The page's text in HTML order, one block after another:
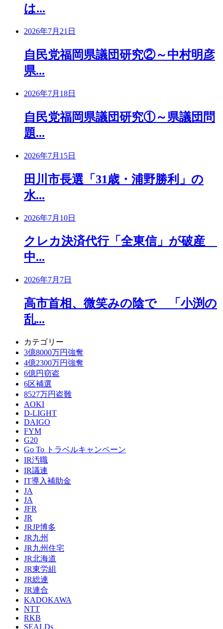
は...
2026年7月21日
自民党福岡県議団研究②～中村明彦
県...
2026年7月18日
自民党福岡県議団研究①～県議団問
題...
2026年7月15日
田川市長選「31歳・浦野勝利」の
水...
2026年7月10日
クレカ決済代行「全東信」が破産
中...
2026年7月7日
高市首相、微笑みの陰で 「小渕の
乱...
カテゴリー
3億8000万円強奪
4億2300万円強奪
6億円窃盗
6区補選
8527万円盗難
AOKI
D-LIGHT
DAIGO
FYM
G20
Go To トラベルキャンペーン
IR汚職
IR議連
IT導入補助金
JA
JA
JFR
JR
JRJP博多
JR九州
JR九州住宅
JR北海道
JR東労組
JR総連
JR連合
KADOKAWA
NTT
RKB
SEALDs